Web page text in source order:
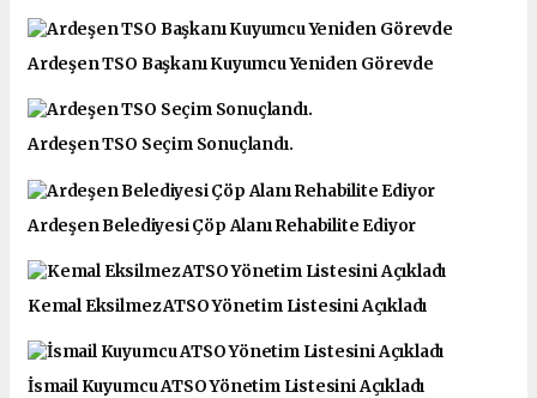
Ardeşen TSO Başkanı Kuyumcu Yeniden Görevde
Ardeşen TSO Seçim Sonuçlandı.
Ardeşen Belediyesi Çöp Alanı Rehabilite Ediyor
Kemal Eksilmez ATSO Yönetim Listesini Açıkladı
İsmail Kuyumcu ATSO Yönetim Listesini Açıkladı